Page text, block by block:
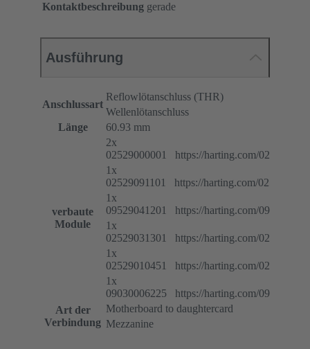
Kontaktbeschreibung gerade
Ausführung
Anschlussart
Reflowlötanschluss (THR)
Wellenlötanschluss
Länge
60.93 mm
verbaute
Module
2x
02529000001 https://harting.com/
1x
02529091101 https://harting.com/
1x
09529041201 https://harting.com/
1x
02529031301 https://harting.com/
1x
02529010451 https://harting.com/
1x
09030006225 https://harting.com/
Art der
Verbindung
Motherboard to daughtercard
Mezzanine